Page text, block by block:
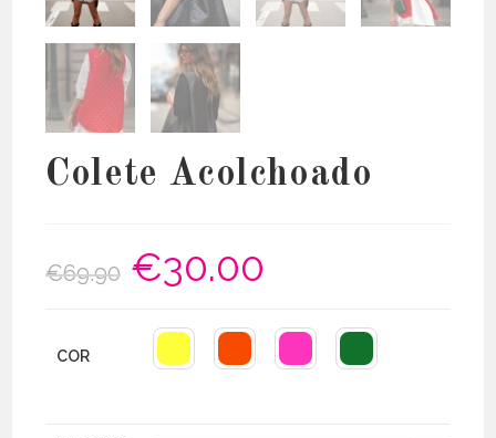
Colete Acolchoado
€69.90
O
preço
original
€30.00
COR